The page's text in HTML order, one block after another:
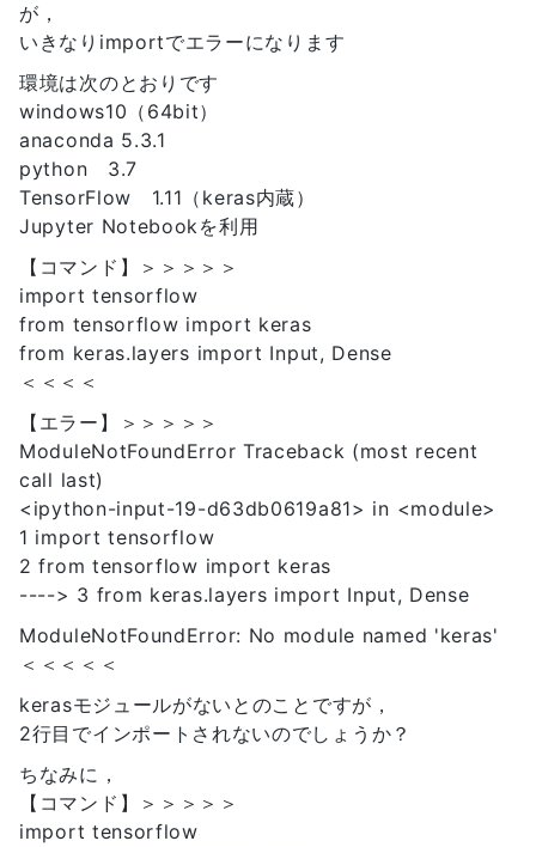
が，
いきなりimportでエラーになります
環境は次のとおりです
windows10（64bit）
anaconda 5.3.1
python 3.7
TensorFlow 1.11（keras内蔵）
Jupyter Notebookを利用
【コマンド】＞＞＞＞＞
import tensorflow
from tensorflow import keras
from keras.layers import Input, Dense
＜＜＜＜
【エラー】＞＞＞＞＞
ModuleNotFoundError Traceback (most recent
call last)
<ipython-input-19-d63db0619a81> in <module>
1 import tensorflow
2 from tensorflow import keras
----> 3 from keras.layers import Input, Dense
ModuleNotFoundError: No module named 'keras'
＜＜＜＜＜
kerasモジュールがないとのことですが，
2行目でインポートされないのでしょうか？
ちなみに，
【コマンド】＞＞＞＞＞
import tensorflow